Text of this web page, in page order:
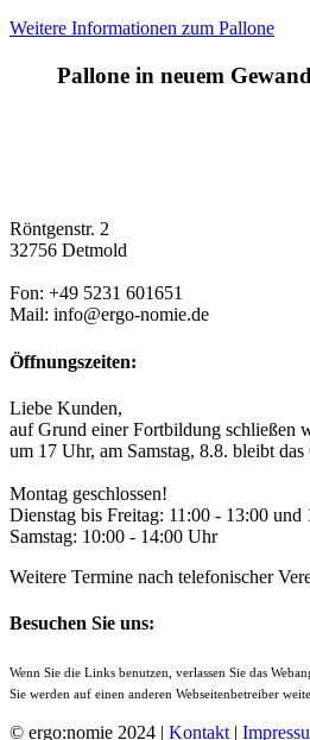
Weitere Informationen zum Pallone
Pallone in neuem
Röntgenstr. 2
32756 Detmold
Fon: +49 5231 601651
Mail: info@ergo-nomie.de
Öffnungszeiten:
Liebe Kunden,
auf Grund einer Fortbildung schließen
um 17 Uhr, am Samstag, 8.8. bleibt das
Montag geschlossen!
Dienstag bis Freitag: 11:00 - 13:00 und
Samstag: 10:00 - 14:00 Uhr
Weitere Termine nach telefonischer
Besuchen Sie uns:
Wenn Sie die Links benutzen, verlassen Sie das
Sie werden auf einen anderen Webseitenbetreiber
© ergo:nomie 2024 | Kontakt |